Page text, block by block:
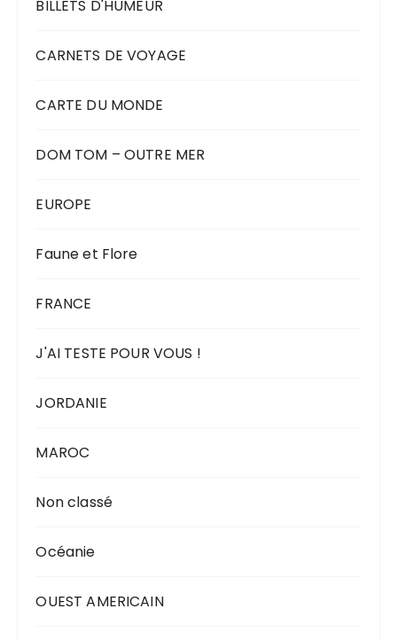
BILLETS D'HUMEUR
CARNETS DE VOYAGE
CARTE DU MONDE
DOM TOM – OUTRE MER
EUROPE
Faune et Flore
FRANCE
J'AI TESTE POUR VOUS !
JORDANIE
MAROC
Non classé
Océanie
OUEST AMERICAIN